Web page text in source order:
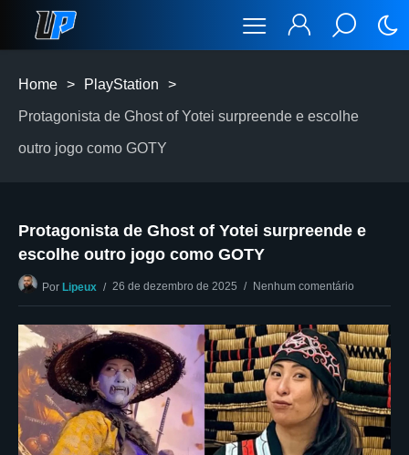
Home > PlayStation >
Protagonista de Ghost of Yotei surpreende e escolhe
outro jogo como GOTY
Protagonista de Ghost of Yotei surpreende e
escolhe outro jogo como GOTY
Por Lipeux 26 de dezembro de 2025 Nenhum comentário